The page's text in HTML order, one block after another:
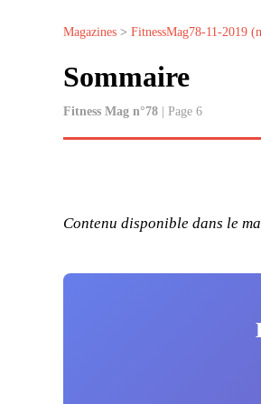
Magazines > FitnessMag78-11-2019
Sommaire
Fitness Mag n°78 | Page 6
Contenu disponible dans le